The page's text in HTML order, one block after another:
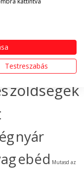
zöldségek
nyár
ebéd Mutasd az
Testreszabás